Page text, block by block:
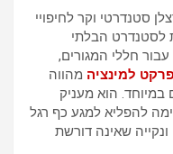
סטנדרטי וקר לחיפויי
לסטנדרט הבלתי
חללי המגורים,
פרקט למינציה מהווה
הוא מעניק
להפליא למגע כף רגל
שאינה דורשת